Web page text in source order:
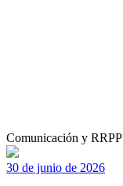
Comunicación y RRPP
30 de junio de 2026